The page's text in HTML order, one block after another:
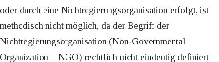
oder durch eine Nichtregierungsorganisation erfolgt, ist
methodisch nicht möglich, da der Begriff der
Nichtregierungsorganisation (Non-Governmental
Organization – NGO) rechtlich nicht eindeutig definiert